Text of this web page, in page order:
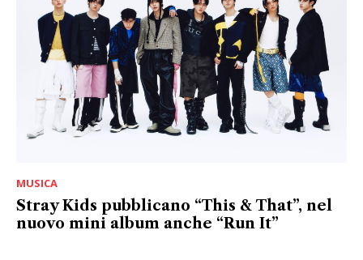
MUSICA
Stray Kids pubblicano “This & That”, nel
nuovo mini album anche “Run It”